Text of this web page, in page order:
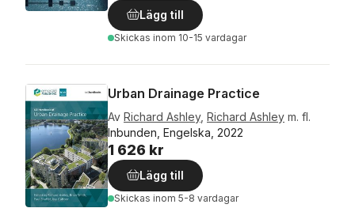
Lägg till
Skickas inom 10-15 vardagar
Urban Drainage Practice
Av Richard Ashley, Richard Ashley m. fl.
Inbunden, Engelska, 2022
1 626 kr
Lägg till
Skickas inom 5-8 vardagar